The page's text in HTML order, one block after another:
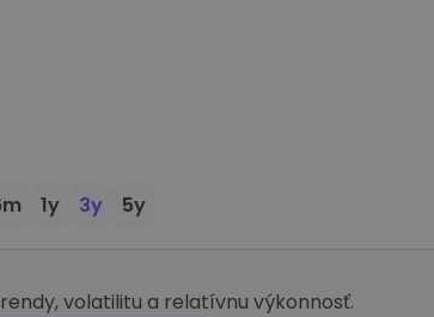
1y 3y 5y
volatilitu a relatívnu výkonnosť.